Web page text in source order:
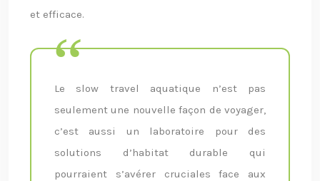
et efficace.
Le slow travel aquatique n’est pas
seulement une nouvelle façon de voyager,
c’est aussi un laboratoire pour des
solutions d’habitat durable qui
pourraient s’avérer cruciales face aux